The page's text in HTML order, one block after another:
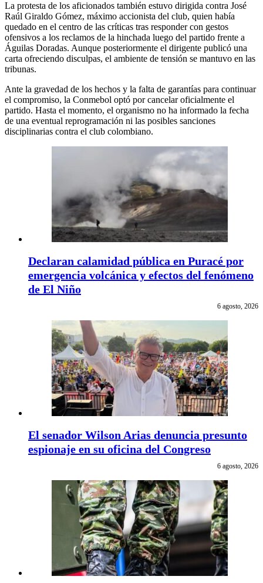
La protesta de los aficionados también estuvo dirigida contra José
Raúl Giraldo Gómez, máximo accionista del club, quien había
quedado en el centro de las críticas tras responder con gestos
ofensivos a los reclamos de la hinchada luego del partido frente a
Águilas Doradas. Aunque posteriormente el dirigente publicó una
carta ofreciendo disculpas, el ambiente de tensión se mantuvo en las
tribunas.
Ante la gravedad de los hechos y la falta de garantías para continuar
el compromiso, la Conmebol optó por cancelar oficialmente el
partido. Hasta el momento, el organismo no ha informado la fecha
de una eventual reprogramación ni las posibles sanciones
disciplinarias contra el club colombiano.
Declaran calamidad pública en Puracé por
emergencia volcánica y efectos del fenómeno
de El Niño
6 agosto, 2026
El senador Wilson Arias denuncia presunto
espionaje en su oficina del Congreso
6 agosto, 2026